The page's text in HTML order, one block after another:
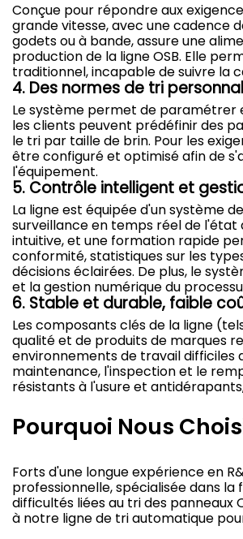
Conçue pour répondre aux
grande vitesse, avec une cadence
godets ou à bande, assure une
production de la ligne OSB. Elle
traditionnel, incapable de suivre la
4. Des normes de tri
Le système permet de paramétrer
les clients peuvent prédéfinir des
le tri par taille de brin. Pour les
être configuré et optimisé afin de
l'équipement.
5. Contrôle intelligent et
La ligne est équipée d'un système
surveillance en temps réel de
intuitive, et une formation rapide
conformité, statistiques sur les
décisions éclairées. De plus, le
et la gestion numérique du
6. Stable et durable, faible
Les composants clés de la ligne
qualité et de produits de marques
environnements de travail difficiles
maintenance, l'inspection et le
résistants à l'usure et
Pourquoi Nous
Forts d'une longue expérience en
professionnelle, spécialisée dans
difficultés liées au tri des
à notre ligne de tri automatique